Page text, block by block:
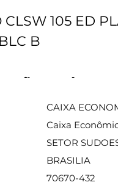
CLSW 105 ED
B
sobre a
CAIXA
Caixa
SETOR
BRASILIA
70670-432